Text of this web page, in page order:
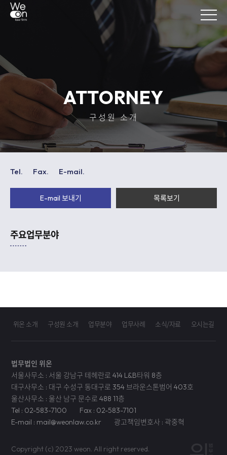
ATTORNEY
구성원 소개
Tel. Fax. E-mail.
E-mail 보내기 목록보기
주요업무분야
위온 소개 구성원 소개 업무분야 업무사례 소식/자료 오시는길
법무법인 위온
서울사무소 : 서울 강남구 테헤란로 414 L&B타워 8층
대구사무소 : 대구 수성구 동대구로 354 브라운스톤범어 403호
울산사무소 : 울산 남구 문수로 488 11층
Tel : 02-583-7100
Fax : 02-583-7101
E-mail : mail@weonlaw.co.kr
광고책임변호사 : 곽중혁
Copyright (c) 2023 weon. All right reserved.